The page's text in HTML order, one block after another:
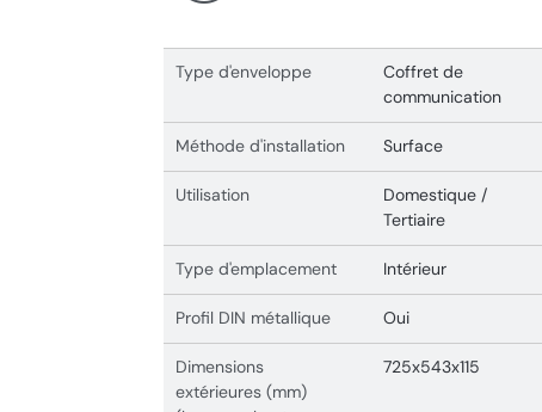
Type d'enveloppe
Coffret de
communication
Méthode d'installation Surface
Utilisation
Domestique /
Tertiaire
Type d'emplacement Intérieur
Profil DIN métallique Oui
Dimensions
extérieures (mm)
725x543x115